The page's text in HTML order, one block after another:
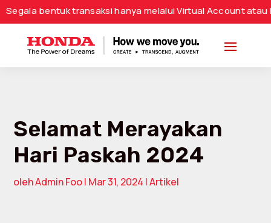
transaksi hanya melalui Virtual Account atau Nomor
Selamat Merayakan
Hari Paskah 2024
olehAdmin Foo| Mar 31, 2024 |Artikel